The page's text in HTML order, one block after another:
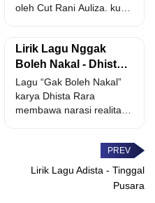
oleh Cut Rani Auliza. ku
Lirik Lagu Nggak
Boleh Nakal - Dhista
Rara
Lagu “Gak Boleh Nakal”
karya Dhista Rara
membawa narasi realitas
Lirik Lagu Adista - Tinggal
Pusara